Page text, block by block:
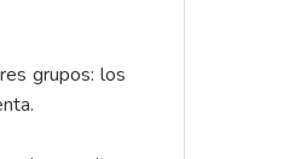
grupos: los